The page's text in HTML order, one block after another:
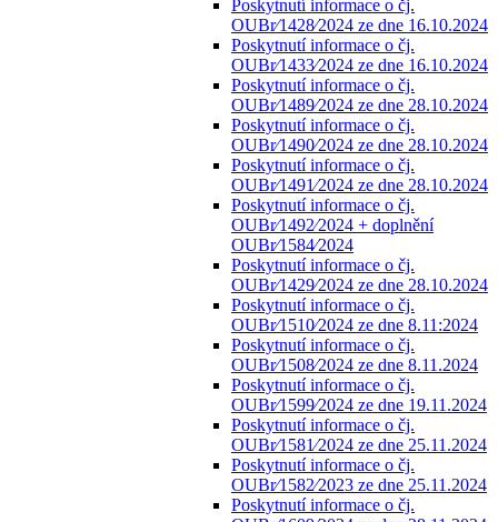
Poskytnutí informace o čj.
OUBr⁄1428⁄2024 ze dne 16.10.2024
Poskytnutí informace o čj.
OUBr⁄1433⁄2024 ze dne 16.10.2024
Poskytnutí informace o čj.
OUBr⁄1489⁄2024 ze dne 28.10.2024
Poskytnutí informace o čj.
OUBr⁄1490⁄2024 ze dne 28.10.2024
Poskytnutí informace o čj.
OUBr⁄1491⁄2024 ze dne 28.10.2024
Poskytnutí informace o čj.
OUBr⁄1492⁄2024 + doplnění
OUBr⁄1584⁄2024
Poskytnutí informace o čj.
OUBr⁄1429⁄2024 ze dne 28.10.2024
Poskytnutí informace o čj.
OUBr⁄1510⁄2024 ze dne 8.11:2024
Poskytnutí informace o čj.
OUBr⁄1508⁄2024 ze dne 8.11.2024
Poskytnutí informace o čj.
OUBr⁄1599⁄2024 ze dne 19.11.2024
Poskytnutí informace o čj.
OUBr⁄1581⁄2024 ze dne 25.11.2024
Poskytnutí informace o čj.
OUBr⁄1582⁄2023 ze dne 25.11.2024
Poskytnutí informace o čj.